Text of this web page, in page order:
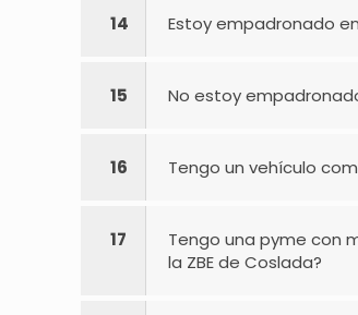
14 Estoy empadronado
15 No estoy
16 Tengo un vehículo
17
Tengo una pyme con
la ZBE de Coslada?